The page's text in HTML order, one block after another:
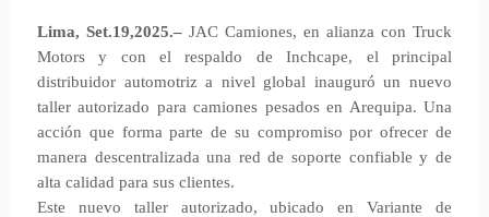
Lima, Set.19,2025.–JAC Camiones, en alianza con Truck
Motors y con el respaldo de Inchcape, el principal
distribuidor automotriz a nivel global inauguró un nuevo
taller autorizado para camiones pesados en Arequipa. Una
acción que forma parte de su compromiso por ofrecer de
manera descentralizada una red de soporte confiable y de
alta calidad para sus clientes.
Este nuevo taller autorizado, ubicado en Variante de